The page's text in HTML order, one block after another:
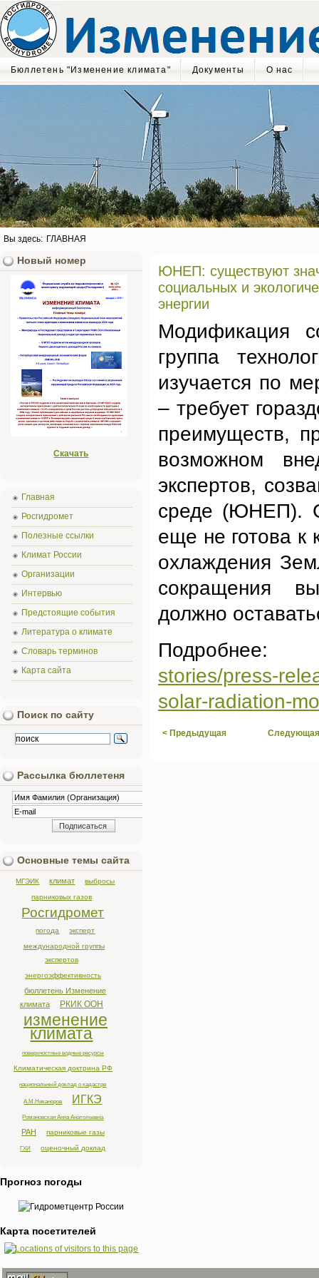
Бюллетень "Изменение климата" Документы О нас
Вы здесь: ГЛАВНАЯ
ЮНЕП: существуют
социальных и
энергии
Модификация
группа
изучается по
– требует
преимуществ,
возможном
экспертов,
среде (ЮНЕП).
еще не готова к
охлаждения
сокращения
должно
stories/press-
solar-radiation-
< Предыдущая
Новый номер
Скачать
Главная
Росгидромет
Полезные ссылки
Климат России
Организации
Интервью
Предстоящие события
Литература о климате
Словарь терминов
Карта сайта
Поиск по сайту
Рассылка бюллетеня
Основные темы сайта
МГЭИК климат
выбросы
парниковых газов
Росгидромет
погода
эксперт
международной группы
экспертов
энергоэффективность
бюллетень Изменение
климата
РКИК ООН
изменение
климата
поверхностные водные ресурсы
Климатическая доктрина РФ
национальный доклад о кадастре
А.М.Никаноров ИГКЭ
Романовская Анна Анатольевна
РАН парниковые газы
ГХИ оценочный доклад
Прогноз погоды
Карта посетителей